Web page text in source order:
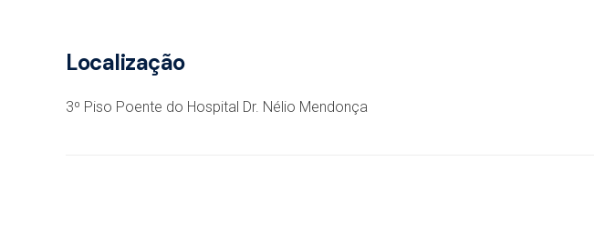
Localização
3º Piso Poente do Hospital Dr. Nélio Mendonça